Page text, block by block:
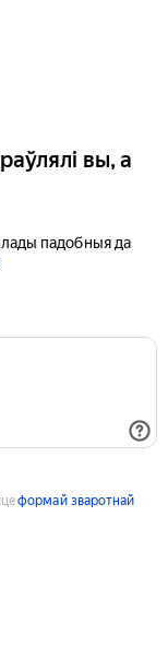
вы, а
падобныя да
формай зваротнай